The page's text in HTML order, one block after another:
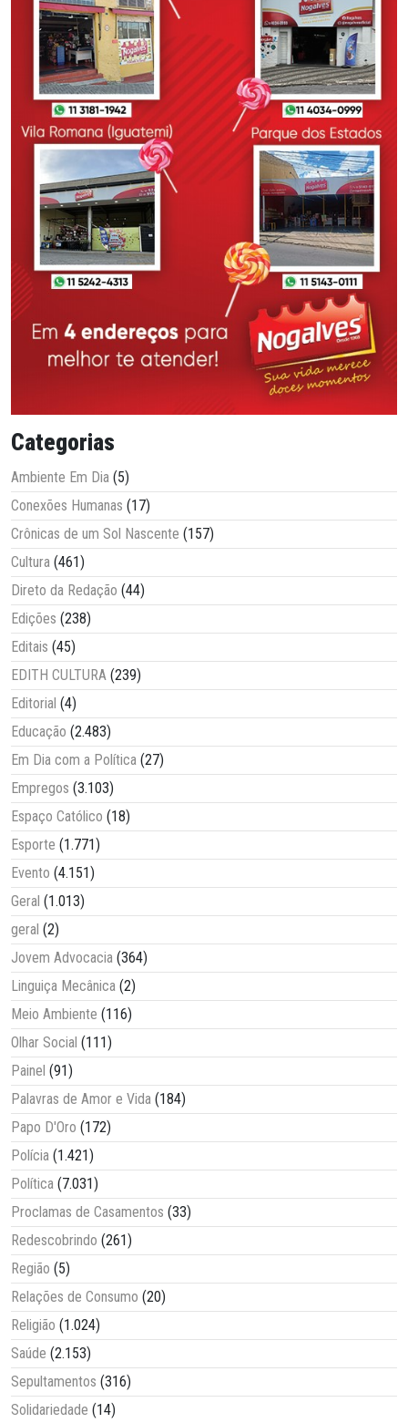
Categorias
Ambiente Em Dia (5)
Conexões Humanas (17)
Crônicas de um Sol Nascente (157)
Cultura (461)
Direto da Redação (44)
Edições (238)
Editais (45)
EDITH CULTURA (239)
Editorial (4)
Educação (2.483)
Em Dia com a Política (27)
Empregos (3.103)
Espaço Católico (18)
Esporte (1.771)
Evento (4.151)
Geral (1.013)
geral (2)
Jovem Advocacia (364)
Linguiça Mecânica (2)
Meio Ambiente (116)
Olhar Social (111)
Painel (91)
Palavras de Amor e Vida (184)
Papo D'Oro (172)
Polícia (1.421)
Política (7.031)
Proclamas de Casamentos (33)
Redescobrindo (261)
Região (5)
Relações de Consumo (20)
Religião (1.024)
Saúde (2.153)
Sepultamentos (316)
Solidariedade (14)